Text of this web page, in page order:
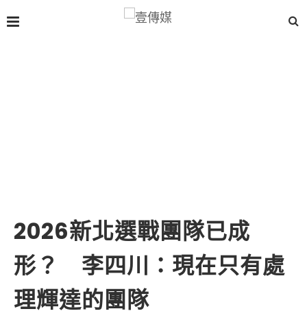
2026新北選戰團隊已成
形？ 李四川：現在只有處
理輝達的團隊